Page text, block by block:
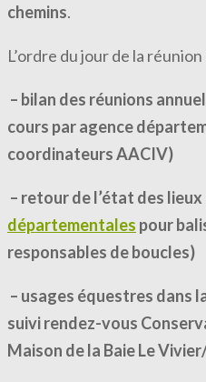
chemins.
L’ordre du jour de la
– bilan des réunions
cours par agence
coordinateurs AACIV)
– retour de l’état des lieux
départementales pour
responsables de boucles)
– usages équestres dans
suivi rendez-vous
Maison de la Baie Le